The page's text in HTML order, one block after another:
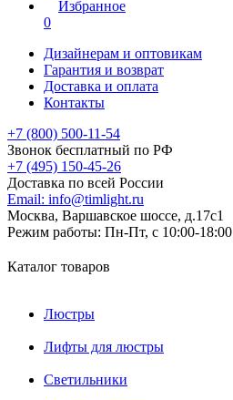
Избранное
0
Дизайнерам и оптовикам
Гарантия и возврат
Доставка и оплата
Контакты
+7 (800) 500-11-54
Звонок бесплатный по РФ
+7 (495) 150-45-26
Доставка по всей России
Email: info@timlight.ru
Москва, Варшавское шоссе, д.17c1
Режим работы: Пн-Пт, с 10:00-18:00
Каталог товаров
Люстры
Лифты для люстры
Светильники